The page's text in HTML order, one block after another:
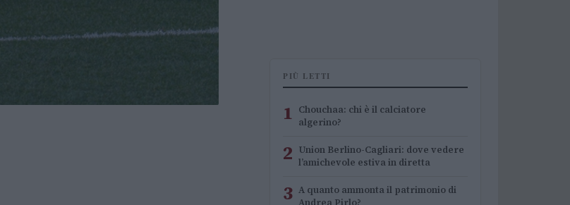
PIÙ LETTI
1 Chouchaa: chi è il calciatore
algerino?
2 Union Berlino-Cagliari: dove vedere
l’amichevole estiva in diretta
3 A quanto ammonta il patrimonio di
Andrea Pirlo?